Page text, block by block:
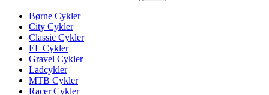
search
Menu
Børne Cykler
City Cykler
Classic Cykler
EL Cykler
Gravel Cykler
Ladcykler
MTB Cykler
Racer Cykler